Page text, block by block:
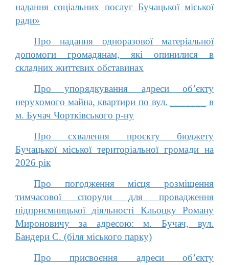
надання соціальних послуг Бучацької міської
ради»
Про надання одноразової матеріальної
допомоги громадянам, які опинилися в
складних життєвих обставинах
Про упорядкування адреси об’єкту
нерухомого майна, квартири по вул. _______ в
м. Бучач Чортківського р-ну
Про схвалення проєкту бюджету
Бучацької міської територіальної громади на
2026 рік
Про погодження місця розміщення
тимчасової споруди для провадження
підприємницької діяльності Кльоцку Роману
Мироновичу за адресою: м. Бучач, вул.
Бандери С. (біля міського парку)
Про присвоєння адреси об’єкту